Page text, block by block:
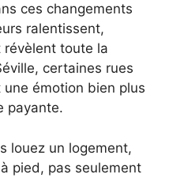
ces changements
ralentissent,
révèlent toute la
certaines rues
émotion bien plus
payante.
louez un logement,
pied, pas seulement